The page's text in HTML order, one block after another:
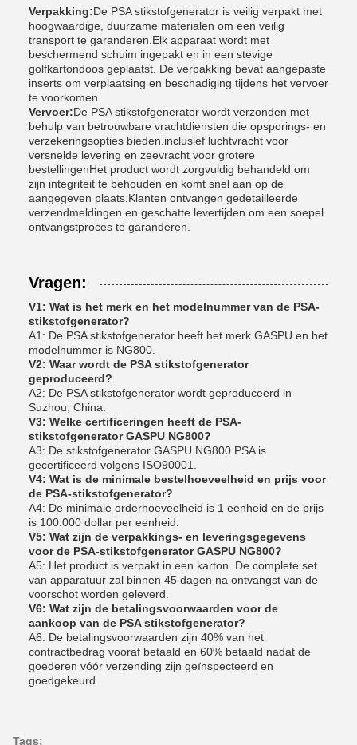
Verpakking:De PSA stikstofgenerator is veilig verpakt met
hoogwaardige, duurzame materialen om een veilig
transport te garanderen.Elk apparaat wordt met
beschermend schuim ingepakt en in een stevige
golfkartondoos geplaatst. De verpakking bevat aangepaste
inserts om verplaatsing en beschadiging tijdens het vervoer
te voorkomen.
Vervoer:De PSA stikstofgenerator wordt verzonden met
behulp van betrouwbare vrachtdiensten die opsporings- en
verzekeringsopties bieden.inclusief luchtvracht voor
versnelde levering en zeevracht voor grotere
bestellingenHet product wordt zorgvuldig behandeld om
zijn integriteit te behouden en komt snel aan op de
aangegeven plaats.Klanten ontvangen gedetailleerde
verzendmeldingen en geschatte levertijden om een soepel
ontvangstproces te garanderen.
Vragen:
V1: Wat is het merk en het modelnummer van de PSA-
stikstofgenerator?
A1: De PSA stikstofgenerator heeft het merk GASPU en het
modelnummer is NG800.
V2: Waar wordt de PSA stikstofgenerator
geproduceerd?
A2: De PSA stikstofgenerator wordt geproduceerd in
Suzhou, China.
V3: Welke certificeringen heeft de PSA-
stikstofgenerator GASPU NG800?
A3: De stikstofgenerator GASPU NG800 PSA is
gecertificeerd volgens ISO90001.
V4: Wat is de minimale bestelhoeveelheid en prijs voor
de PSA-stikstofgenerator?
A4: De minimale orderhoeveelheid is 1 eenheid en de prijs
is 100.000 dollar per eenheid.
V5: Wat zijn de verpakkings- en leveringsgegevens
voor de PSA-stikstofgenerator GASPU NG800?
A5: Het product is verpakt in een karton. De complete set
van apparatuur zal binnen 45 dagen na ontvangst van de
voorschot worden geleverd.
V6: Wat zijn de betalingsvoorwaarden voor de
aankoop van de PSA stikstofgenerator?
A6: De betalingsvoorwaarden zijn 40% van het
contractbedrag vooraf betaald en 60% betaald nadat de
goederen vóór verzending zijn geïnspecteerd en
goedgekeurd.
Tags: